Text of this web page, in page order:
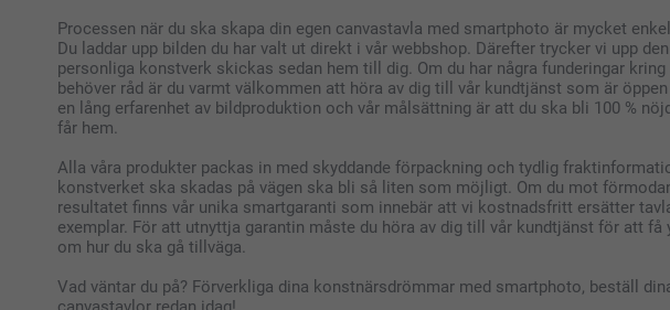
Processen när du ska skapa din egen canvastavla med smartphoto är mycket
Du laddar upp bilden du har valt ut direkt i vår webbshop. Därefter trycker vi upp
personliga konstverk skickas sedan hem till dig. Om du har några funderingar
behöver råd är du varmt välkommen att höra av dig till vår kundtjänst som är
en lång erfarenhet av bildproduktion och vår målsättning är att du ska bli 100 %
får hem.
Alla våra produkter packas in med skyddande förpackning och tydlig
konstverket ska skadas på vägen ska bli så liten som möjligt. Om du mot
resultatet finns vår unika smartgaranti som innebär att vi kostnadsfritt ersätter
exemplar. För att utnyttja garantin måste du höra av dig till vår kundtjänst för att
om hur du ska gå tillväga.
Vad väntar du på? Förverkliga dina konstnärsdrömmar med smartphoto, beställ